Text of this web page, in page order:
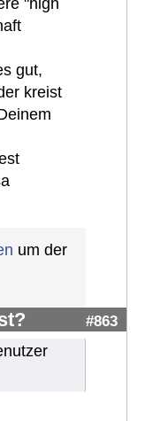
"high
gut,
kreist
um der
#863